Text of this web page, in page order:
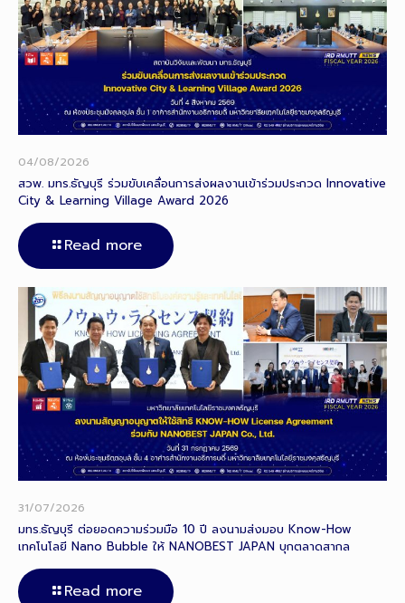
04/08/2026
สวพ. มทร.ธัญบุรี ร่วมขับเคลื่อนการส่งผลงานเข้าร่วมประกวด Innovative
City & Learning Village Award 2026
Read more
31/07/2026
มทร.ธัญบุรี ต่อยอดความร่วมมือ 10 ปี ลงนามส่งมอบ Know-How
เทคโนโลยี Nano Bubble ให้ NANOBEST JAPAN บุกตลาดสากล
Read more